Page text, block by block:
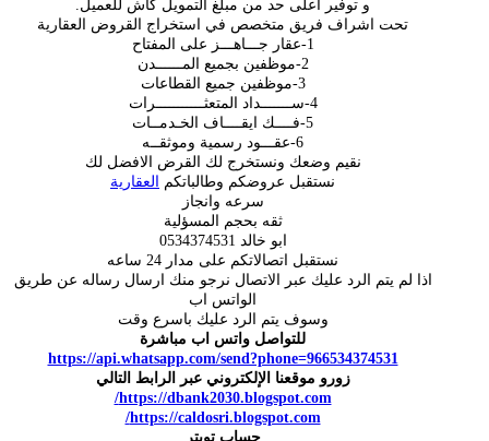
و توفير اعلى حد من مبلغ التمويل كاش للعميل.
تحت اشراف فريق متخصص في استخراج القروض العقارية
1-عقار جـــاهـــز على المفتاح
2-موظفين بجميع المــــــدن
3-موظفين جميع القطاعات
4-ســـــــداد المتعثـــــــــــرات
5-فــــك ايقــــاف الخـدمــات
6-عقـــود رسمية وموثقــه
نقيم وضعك ونستخرج لك القرض الافضل لك
نستقبل عروضكم وطالباتكم العقارية
سرعه وانجاز
ثقه بحجم المسؤلية
ابو خالد 0534374531
نستقبل اتصالاتكم على مدار 24 ساعه
اذا لم يتم الرد عليك عبر الاتصال نرجو منك ارسال رساله عن طريق
الواتس اب
وسوف يتم الرد عليك باسرع وقت
للتواصل واتس اب مباشرة
https://api.whatsapp.com/send?phone=966534374531
زورو موقعنا الإلكتروني عبر الرابط التالي
https://dbank2030.blogspot.com/
https://caldosri.blogspot.com/
حساب تويتر